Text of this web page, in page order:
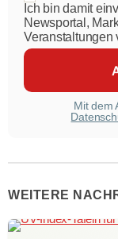
Ich bin damit
Newsportal,
Veranstaltungen
Mit dem
WEITERE